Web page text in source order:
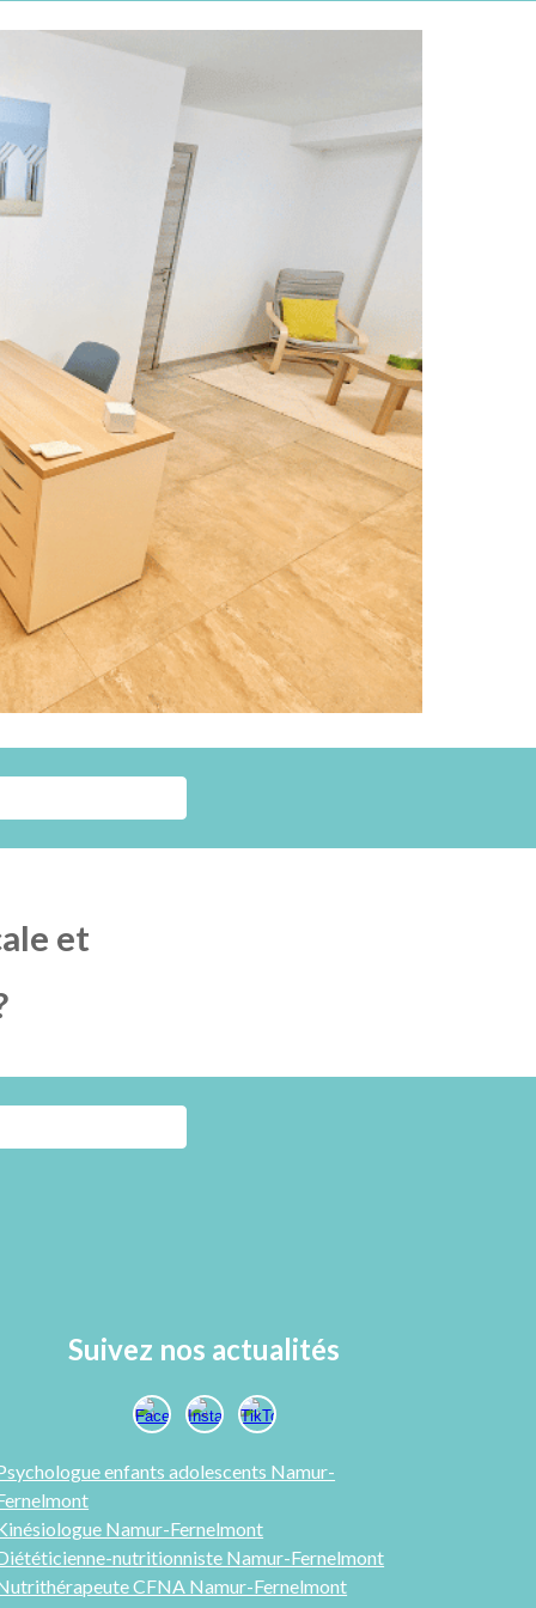
et
Suivez nos actualités
enfants adolescents Namur-
Namur-Fernelmont
nutritionniste Namur-Fernelmont
CFNA Namur-Fernelmont